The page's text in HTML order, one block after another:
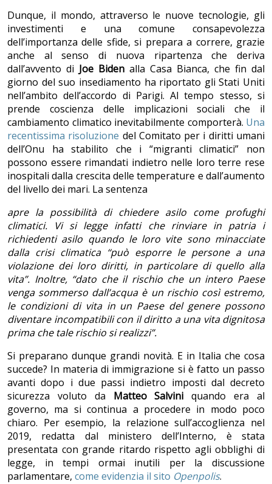
Dunque, il mondo, attraverso le nuove tecnologie, gli
investimenti e una comune consapevolezza
dell’importanza delle sfide, si prepara a correre, grazie
anche al senso di nuova ripartenza che deriva
dall’avvento di Joe Biden alla Casa Bianca, che fin dal
giorno del suo insediamento ha riportato gli Stati Uniti
nell’ambito dell’accordo di Parigi. Al tempo stesso, si
prende coscienza delle implicazioni sociali che il
cambiamento climatico inevitabilmente comporterà. Una
recentissima risoluzione del Comitato per i diritti umani
dell’Onu ha stabilito che i “migranti climatici” non
possono essere rimandati indietro nelle loro terre rese
inospitali dalla crescita delle temperature e dall’aumento
del livello dei mari. La sentenza
apre la possibilità di chiedere asilo come profughi
climatici. Vi si legge infatti che rinviare in patria i
richiedenti asilo quando le loro vite sono minacciate
dalla crisi climatica ‘‘può esporre le persone a una
violazione dei loro diritti, in particolare di quello alla
vita”. Inoltre, “dato che il rischio che un intero Paese
venga sommerso dall’acqua è un rischio così estremo,
le condizioni di vita in un Paese del genere possono
diventare incompatibili con il diritto a una vita dignitosa
prima che tale rischio si realizzi”.
Si preparano dunque grandi novità. E in Italia che cosa
succede? In materia di immigrazione si è fatto un passo
avanti dopo i due passi indietro imposti dal decreto
sicurezza voluto da Matteo Salvini quando era al
governo, ma si continua a procedere in modo poco
chiaro. Per esempio, la relazione sull’accoglienza nel
2019, redatta dal ministero dell’Interno, è stata
presentata con grande ritardo rispetto agli obblighi di
legge, in tempi ormai inutili per la discussione
parlamentare, come evidenzia il sito Openpolis.